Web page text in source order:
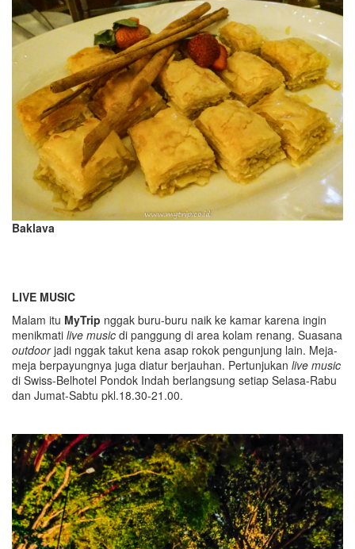
Baklava
LIVE MUSIC
Malam itu MyTrip nggak buru-buru naik ke kamar karena ingin
menikmati live music di panggung di area kolam renang. Suasana
outdoorjadi nggak takut kena asap rokok pengunjung lain. Meja-
meja berpayungnya juga diatur berjauhan. Pertunjukan live music
di Swiss-Belhotel Pondok Indah berlangsung setiap Selasa-Rabu
dan Jumat-Sabtu pkl.18.30-21.00.